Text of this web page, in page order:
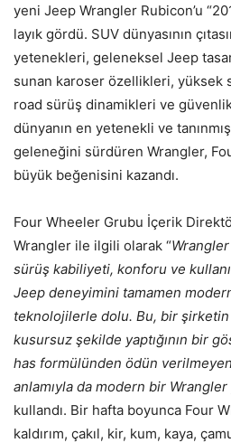
yeni Jeep Wrangler Rubicon’u
layık gördü. SUV dünyasının
yetenekleri, geleneksel Jeep
sunan karoser özellikleri, yüksek
road sürüş dinamikleri ve güvenlik
dünyanın en yetenekli ve
geleneğini sürdüren Wrangler,
büyük beğenisini kazandı.
Four Wheeler Grubu İçerik
Wrangler ile ilgili olarak “
sürüş kabiliyeti, konforu ve
Jeep deneyimini tamamen
teknolojilerle dolu. Bu, bir
kusursuz şekilde yaptığının bir
has formülünden ödün
anlamıyla da modern bir
kullandı. Bir hafta boyunca Four
kaldırım, çakıl, kir, kum, kaya,